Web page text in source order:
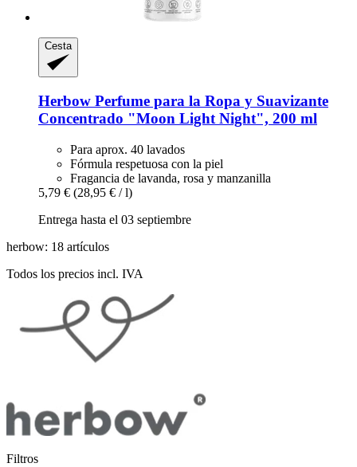
Cesta
Herbow Perfume para la Ropa y Suavizante
Concentrado "Moon Light Night", 200 ml
Para aprox. 40 lavados
Fórmula respetuosa con la piel
Fragancia de lavanda, rosa y manzanilla
5,79 € (28,95 € / l)
Entrega hasta el 03 septiembre
herbow: 18 artículos
Todos los precios incl. IVA
Filtros